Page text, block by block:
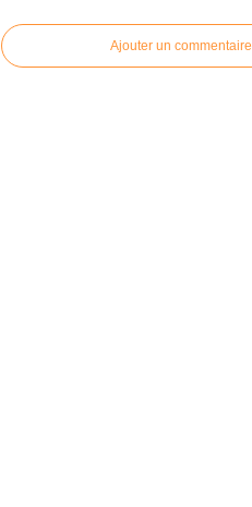
Ajouter un commentaire